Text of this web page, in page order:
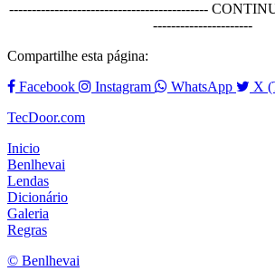
--------------------------------------------
----------------------
Compartilhe esta página:
Facebook
Instagram WhatsApp X
TecDoor.com
Inicio
Benlhevai
Lendas
Dicionário
Galeria
Regras
© Benlhevai